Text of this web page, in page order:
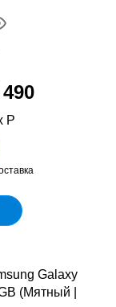
Р
Galaxy
(Мятный |